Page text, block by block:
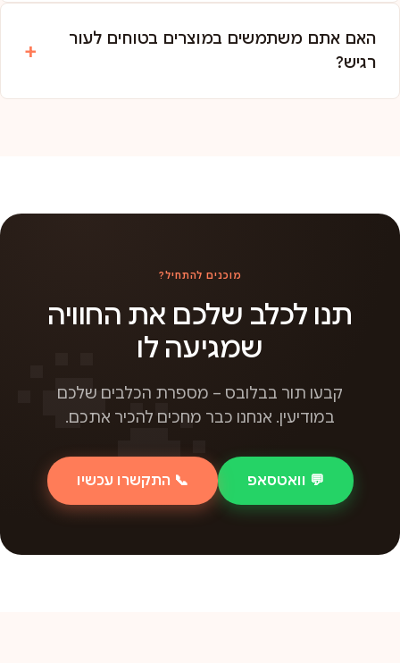
האם אתם משתמשים במוצרים בטוחים לעור
רגיש?
מוכנים להתחיל?
תנו לכלב שלכם את החוויה
שמגיעה לו
קבעו תור בבלובס – מספרת הכלבים שלכם
במודיעין. אנחנו כבר מחכים להכיר אתכם.
💬 וואטסאפ 📞 התקשרו עכשיו